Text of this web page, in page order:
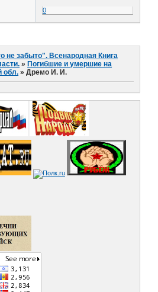
0
не забыто". Всенародная Книга
» Погибшие и умершие на
обл. »Дремо И. И.